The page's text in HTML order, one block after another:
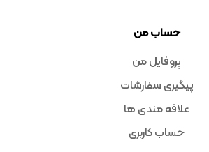
حساب من
پروفایل من
پیگیری سفارشات
علاقه مندی ها
حساب کاربری